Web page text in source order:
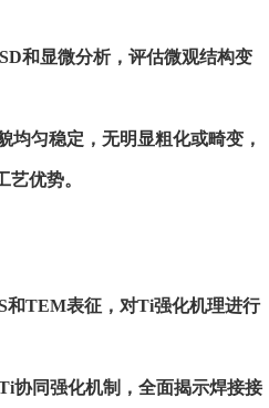
和显微分析，评估微观结构变
均匀稳定，无明显粗化或畸变，
优势。
和TEM表征，对Ti强化机理进行
协同强化机制，全面揭示焊接接